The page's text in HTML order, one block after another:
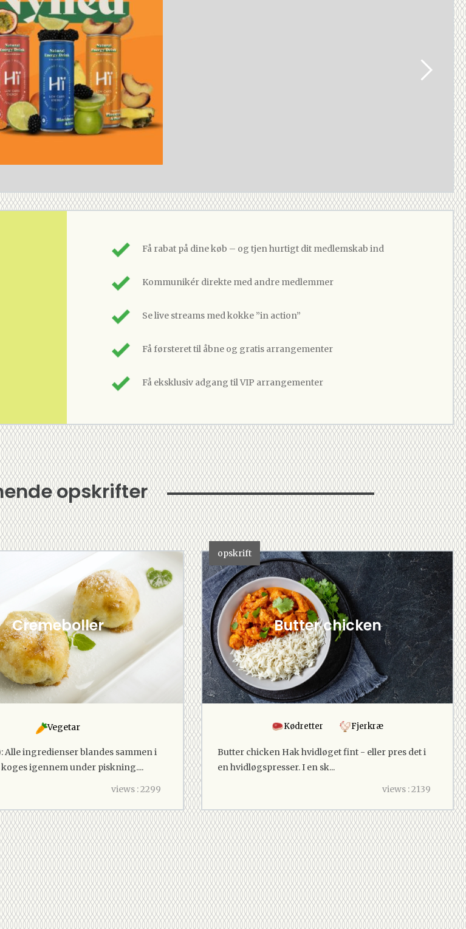
Få rabat på dine køb – og tjen hurtigt dit medlemskab ind
Kommunikér direkte med andre medlemmer
Se live streams med kokke ”in action”
Få førsteret til åbne og gratis arrangementer
Få eksklusiv adgang til VIP arrangementer
opskrifter
Cremeboller
Vegetar
Alle ingredienser blandes sammen i
igennem under piskning....
views : 2299
opskrift
Butter chicken
Kødretter Fjerkræ
Butter chicken Hak hvidløget fint - eller pres det i
en hvidløgspresser. I en sk...
views : 2139